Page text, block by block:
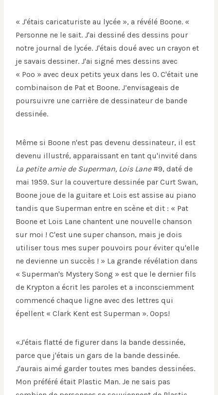
« J'étais caricaturiste au lycée », a révélé Boone. «
Personne ne le sait. J'ai dessiné des dessins pour
notre journal de lycée. J'étais doué avec un crayon et
je savais dessiner. J'ai signé mes dessins avec
« Poo » avec deux petits yeux dans les O. C'était une
combinaison de Pat et Boone. J’envisageais de
poursuivre une carrière de dessinateur de bande
dessinée.
Même si Boone n'est pas devenu dessinateur, il est
devenu illustré, apparaissant en tant qu'invité dans
La petite amie de Superman, Lois Lane#9, daté de
mai 1959. Sur la couverture dessinée par Curt Swan,
Boone joue de la guitare et Lois est assise au piano
tandis que Superman entre en scène et dit : « Pat
Boone et Lois Lane chantent une nouvelle chanson
sur moi ! C'est une super chanson, mais je dois
utiliser tous mes super pouvoirs pour éviter qu'elle
ne devienne un succès ! » La grande révélation dans
« Superman's Mystery Song » est que le dernier fils
de Krypton a écrit les paroles et a inconsciemment
commencé chaque ligne avec des lettres qui
épellent « Clark Kent est Superman ». Oops!
«J'étais flatté de figurer dans la bande dessinée,
parce que j'étais un gars de la bande dessinée.
J'aurais aimé garder toutes mes bandes dessinées.
Mon préféré était Plastic Man. Je ne sais pas